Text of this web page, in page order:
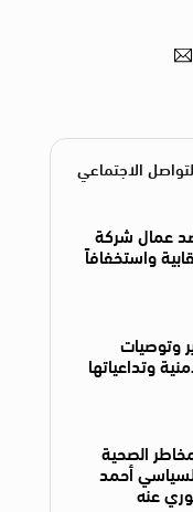
الاجتماعي
ضد عمال شركة
واستخفافاً
وتوصيات
وتداعياتها
الصحية
أحمد
عنه